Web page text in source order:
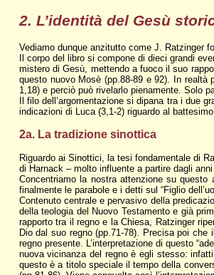
2. L’identità del Gesù
Vediamo dunque anzitutto come J. Ratzinger
Il corpo del libro si compone di dieci grandi
mistero di Gesù, mettendo a fuoco il suo
questo nuovo Mosè (pp.88-89 e 92). In
1,18) e perciò può rivelarlo pienamente. Solo
Il filo dell’argomentazione si dipana tra i due
indicazioni di Luca (3,1-2) riguardo al
2a. La tradizione sinottica
Riguardo ai Sinottici, la tesi fondamentale di
di Harnack – molto influente a partire dagli
Concentriamo la nostra attenzione su
finalmente le parabole e i detti sul “Figlio
Contenuto centrale e pervasivo della
della teologia del Nuovo Testamento e già
rapporto tra il regno e la Chiesa, Ratzinger
Dio dal suo regno (pp.71-78). Precisa poi che
regno presente. L’interpretazione di questo
nuova vicinanza del regno è egli stesso:
questo è a titolo speciale il tempo della